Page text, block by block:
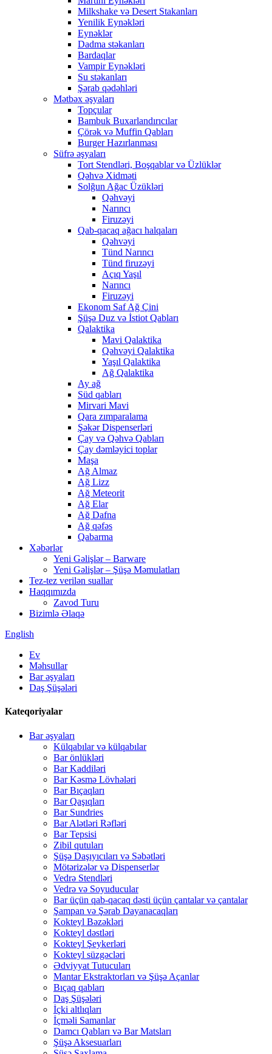
Milkshake və Desert Stakanları
Yenilik Eynəkləri
Eynəklər
Dadma stəkanları
Bardaqlar
Vampir Eynəkləri
Su stəkanları
Şərab qədəhləri
Mətbəx əşyaları
Topçular
Bambuk Buxarlandırıcılar
Çörək və Muffin Qabları
Burger Hazırlanması
Süfrə əşyaları
Tort Stendləri, Boşqablar və Üzlüklər
Qəhvə Xidməti
Solğun Ağac Üzükləri
Qəhvəyi
Narıncı
Firuzəyi
Qab-qacaq ağacı halqaları
Qəhvəyi
Tünd Narıncı
Tünd firuzəyi
Açıq Yaşıl
Narıncı
Firuzəyi
Ekonom Saf Ağ Çini
Şüşə Duz və İstiot Qabları
Qalaktika
Mavi Qalaktika
Qəhvəyi Qalaktika
Yaşıl Qalaktika
Ağ Qalaktika
Ay ağ
Süd qabları
Mirvari Mavi
Qara zımparalama
Şəkər Dispenserləri
Çay və Qəhvə Qabları
Çay dəmləyici toplar
Maşa
Ağ Almaz
Ağ Lizz
Ağ Meteorit
Ağ Elar
Ağ Dafna
Ağ qəfəs
Qabarma
Xəbərlər
Yeni Gəlişlər – Barware
Yeni Gəlişlər – Şüşə Məmulatları
Tez-tez verilən suallar
Haqqımızda
Zavod Turu
Bizimlə Əlaqə
English
Ev
Məhsullar
Bar əşyaları
Daş Şüşələri
Kateqoriyalar
Bar əşyaları
Külqabılar və külqabılar
Bar önlükləri
Bar Kaddiləri
Bar Kəsmə Lövhələri
Bar Bıçaqları
Bar Qaşıqları
Bar Sundries
Bar Alətləri Rəfləri
Bar Tepsisi
Zibil qutuları
Şüşə Daşıyıcıları və Səbətləri
Mötərizələr və Dispenserlər
Vedrə Stendləri
Vedrə və Soyuducular
Bar üçün qab-qacaq dəsti üçün çantalar və çantalar
Şampan və Şərab Dayanacaqları
Kokteyl Bəzəkləri
Kokteyl dəstləri
Kokteyl Şeykerləri
Kokteyl süzgəcləri
Ədviyyat Tutucuları
Mantar Ekstraktorları və Şüşə Açanlar
Bıçaq qabları
Daş Şüşələri
İçki altlıqları
İçməli Samanlar
Damcı Qabları və Bar Matsları
Şüşə Aksesuarları